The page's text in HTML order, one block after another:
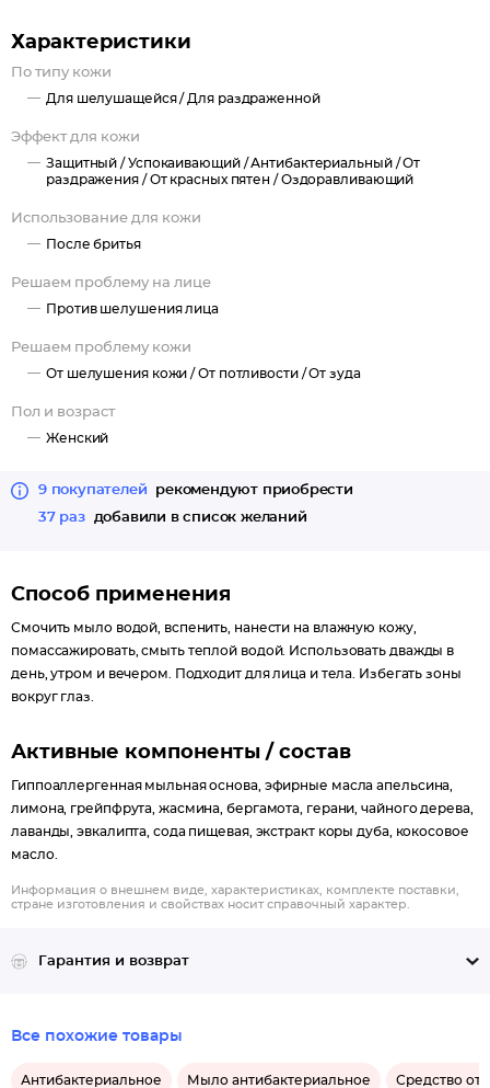
Характеристики
По типу кожи
Для шелушащейся / Для раздраженной
Эффект для кожи
Защитный /Успокаивающий /Антибактериальный /От
раздражения /От красных пятен /Оздоравливающий
Использование для кожи
После бритья
Решаем проблему на лице
Против шелушения лица
Решаем проблему кожи
От шелушения кожи /От потливости /От зуда
Пол и возраст
Женский
9 покупателей
рекомендуют приобрести
37 раз
добавили в список желаний
Способ применения
Смочить мыло водой, вспенить, нанести на влажную кожу,
помассажировать, смыть теплой водой. Использовать дважды в
день, утром и вечером. Подходит для лица и тела. Избегать зоны
вокруг глаз.
Активные компоненты / состав
Гиппоаллергенная мыльная основа, эфирные масла апельсина,
лимона, грейпфрута, жасмина, бергамота, герани, чайного дерева,
лаванды, эвкалипта, сода пищевая, экстракт коры дуба, кокосовое
масло.
Информация о внешнем виде, характеристиках, комплекте поставки,
стране изготовления и свойствах носит справочный характер.
Гарантия и возврат
Все похожие товары
Антибактериальное Мыло антибактериальное Средство от